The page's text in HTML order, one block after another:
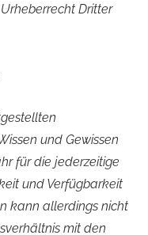
Dritter
und Gewissen
für die jederzeitige
und Verfügbarkeit
kann allerdings nicht
mit den